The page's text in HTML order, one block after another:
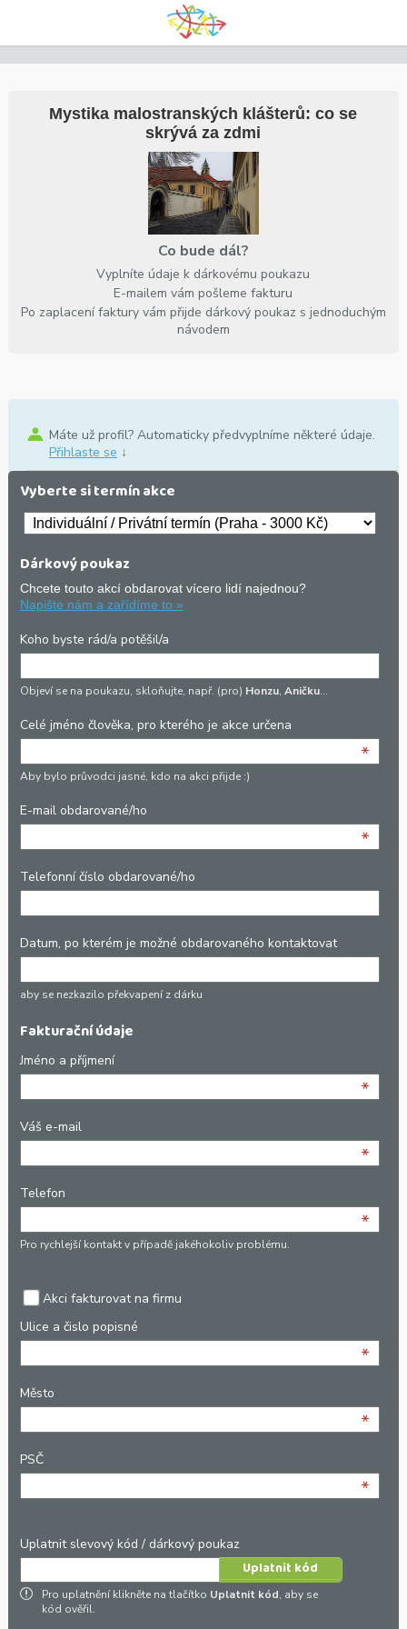
Mystika malostranských klášterů: co se
skrývá za zdmi
Co bude dál?
Vyplníte údaje k dárkovému poukazu
E-mailem vám pošleme fakturu
Po zaplacení faktury vám přijde dárkový poukaz s jednoduchým
návodem
Máte už profil? Automaticky předvyplníme některé údaje.
Přihlaste se ↓
Vyberte si termín akce
Dárkový poukaz
Chcete touto akcí obdarovat vícero lidí najednou?
Napište nám a zařídíme to »
Koho byste rád/a potěšil/a
Objeví se na poukazu, skloňujte, např. (pro) Honzu, Aničku…
Celé jméno člověka, pro kterého je akce určena
*
Aby bylo průvodci jasné, kdo na akci přijde :)
E-mail obdarované/ho
*
Telefonní číslo obdarované/ho
Datum, po kterém je možné obdarovaného kontaktovat
aby se nezkazilo překvapení z dárku
Fakturační údaje
Jméno a příjmení
*
Váš e-mail
*
Telefon
*
Pro rychlejší kontakt v případě jakéhokoliv problému.
Akci fakturovat na firmu
Ulice a čislo popisné
*
Město
*
PSČ
*
Uplatnit slevový kód / dárkový poukaz
Pro uplatnění klikněte na tlačítko Uplatnit kód, aby se
kód ověřil.